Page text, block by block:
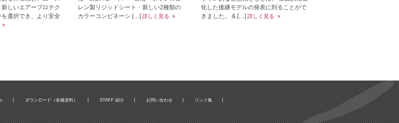
しいエアープロテク
選択でき、より安全
レン製リジッドシート ･ 新しい2種類の
カラーコンビネーシ […] 詳しく見る
化した後継モデルの発表に到ることがで
きました。 & […] 詳しく見る
| ダウンロード（各種資料） | STAFF 紹介 | お問い合わせ | リンク集 |